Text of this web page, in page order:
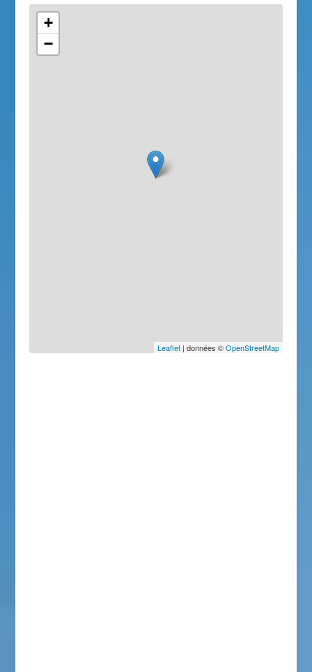
+
−
Leaflet| données ©OpenStreetMap